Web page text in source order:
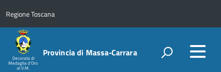
Regione Toscana
Decorata di
Medaglia d'Oro
al V.M.
Provincia di Massa‑Carrara